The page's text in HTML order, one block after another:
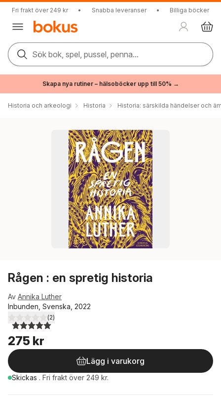
Fri frakt över 249 kr • Snabba leveranser • Billiga böcker
Sök bok, spel, pussel, penna...
Skapa nya rutiner – hälsoböcker upp till 50% →
Historia och arkeologi Historia Historia: särskilda händelser och
Rågen : en spretig historia
Av Annika Luther
Inbunden, Svenska, 2022
5,0utav 5 stjärnor. Totalt antal röster:
(2)
275 kr
Lägg i varukorg
Skickas . Fri frakt över 249 kr.